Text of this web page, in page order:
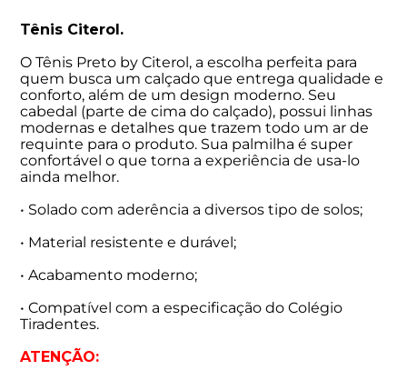
Tênis Citerol.
O Tênis Preto by Citerol, a escolha perfeita para
quem busca um calçado que entrega qualidade e
conforto, além de um design moderno. Seu
cabedal (parte de cima do calçado), possui linhas
modernas e detalhes que trazem todo um ar de
requinte para o produto. Sua palmilha é super
confortável o que torna a experiência de usa-lo
ainda melhor.
• Solado com aderência a diversos tipo de solos;
• Material resistente e durável;
• Acabamento moderno;
• Compatível com a especificação do Colégio
Tiradentes.
ATENÇÃO: